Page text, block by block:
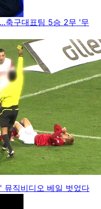
축구대표팀 5승 2무 '무
뮤직비디오 베일 벗었다